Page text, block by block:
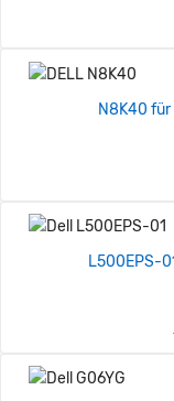
N8K40
L500EPS-